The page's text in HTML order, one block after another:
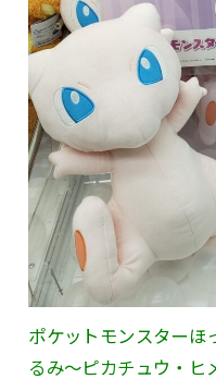
ポケットモンスターほ
るみ～ピカチュウ・ヒ